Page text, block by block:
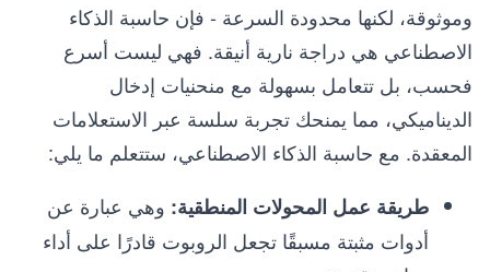
وموثوقة، لكنها محدودة السرعة - فإن حاسبة الذكاء
الاصطناعي هي دراجة نارية أنيقة. فهي ليست أسرع
فحسب، بل تتعامل بسهولة مع منحنيات إدخال
الديناميكي، مما يمنحك تجربة سلسة عبر الاستعلامات
المعقدة. مع حاسبة الذكاء الاصطناعي، ستتعلم ما يلي:
طريقة عمل المحولات المنطقية: وهي عبارة عن
أدوات مثبتة مسبقًا تجعل الروبوت قادرًا على أداء